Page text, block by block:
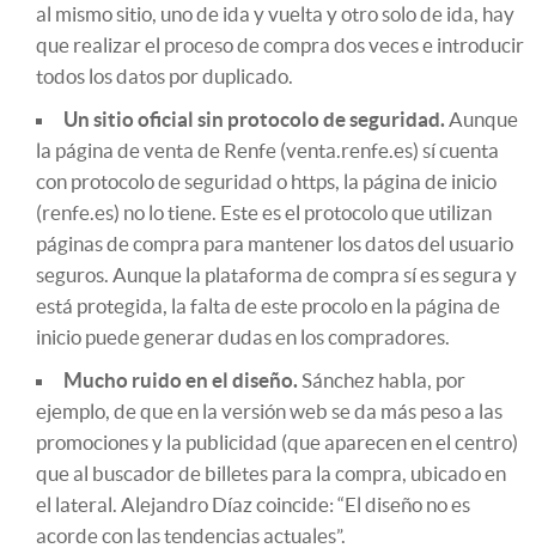
al mismo sitio, uno de ida y vuelta y otro solo de ida, hay
que realizar el proceso de compra dos veces e introducir
todos los datos por duplicado.
Un sitio oficial sin protocolo de seguridad. Aunque
la página de venta de Renfe (venta.renfe.es) sí cuenta
con protocolo de seguridad o https, la página de inicio
(renfe.es) no lo tiene. Este es el protocolo que utilizan
páginas de compra para mantener los datos del usuario
seguros. Aunque la plataforma de compra sí es segura y
está protegida, la falta de este procolo en la página de
inicio puede generar dudas en los compradores.
Mucho ruido en el diseño. Sánchez habla, por
ejemplo, de que en la versión web se da más peso a las
promociones y la publicidad (que aparecen en el centro)
que al buscador de billetes para la compra, ubicado en
el lateral. Alejandro Díaz coincide: “El diseño no es
acorde con las tendencias actuales”.